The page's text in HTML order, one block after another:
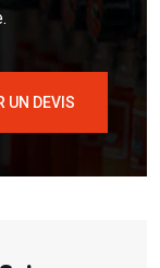
UN DEVIS